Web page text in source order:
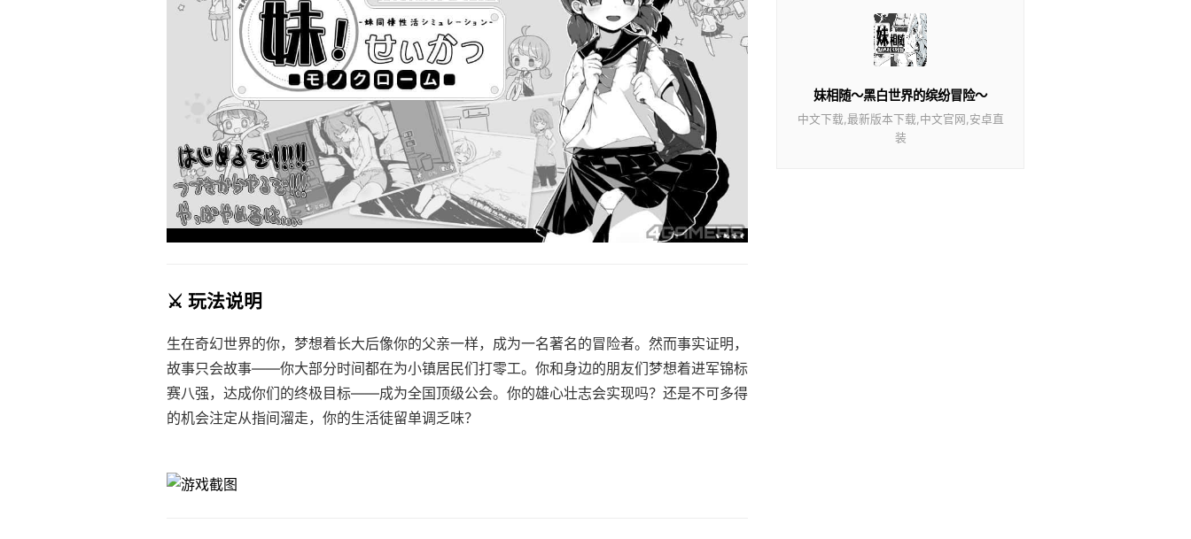
⚔️ 玩法说明
生在奇幻世界的你，梦想着长大后像你的父亲一样，成为一名著名的冒险者。然而事实证明，
故事只会故事——你大部分时间都在为小镇居民们打零工。你和身边的朋友们梦想着进军锦标
赛八强，达成你们的终极目标——成为全国顶级公会。你的雄心壮志会实现吗？还是不可多得
的机会注定从指间溜走，你的生活徒留单调乏味？
妹相随～黑白世界的缤纷冒险～
中文下载,最新版本下载,中文官网,安卓直
装